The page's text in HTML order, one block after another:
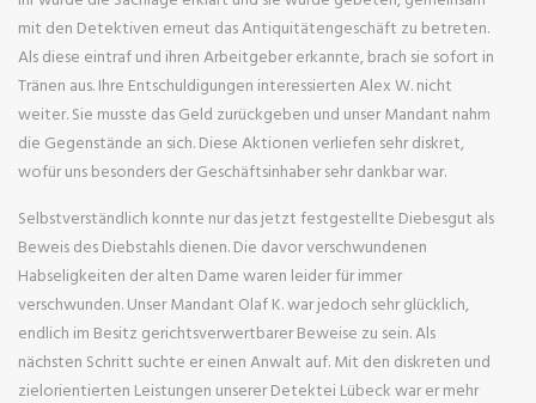
mit den Detektiven erneut das Antiquitätengeschäft zu betreten.
Als diese eintraf und ihren Arbeitgeber erkannte, brach sie sofort in
Tränen aus. Ihre Entschuldigungen interessierten Alex W. nicht
weiter. Sie musste das Geld zurückgeben und unser Mandant nahm
die Gegenstände an sich. Diese Aktionen verliefen sehr diskret,
wofür uns besonders der Geschäftsinhaber sehr dankbar war.
Selbstverständlich konnte nur das jetzt festgestellte Diebesgut als
Beweis des Diebstahls dienen. Die davor verschwundenen
Habseligkeiten der alten Dame waren leider für immer
verschwunden. Unser Mandant Olaf K. war jedoch sehr glücklich,
endlich im Besitz gerichtsverwertbarer Beweise zu sein. Als
nächsten Schritt suchte er einen Anwalt auf. Mit den diskreten und
zielorientierten Leistungen unserer Detektei Lübeck war er mehr